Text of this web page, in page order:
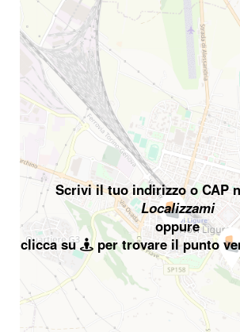
Scrivi il tuo indirizzo o CAP
Localizzami
oppure
clicca su
per trovare il punto